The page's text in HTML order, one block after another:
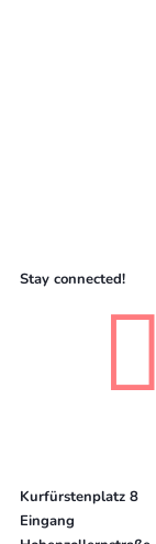
Stay connected!

Kurfürstenplatz 8
Eingang